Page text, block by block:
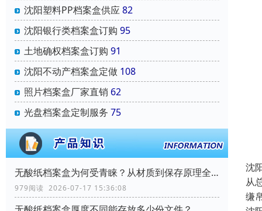
沈阳塑料PP档案盒供应82
沈阳银行类档案盒订购 95
土地确权档案盒订购 91
沈阳不动产档案盒定做 108
照片档案盒厂家直销 62
光盘档案盒定制服务 75
无酸纸档案盒为何受青睐？从材质到保存原理全解析
979阅读 2026-07-17 15:36:08
沈
从
缣